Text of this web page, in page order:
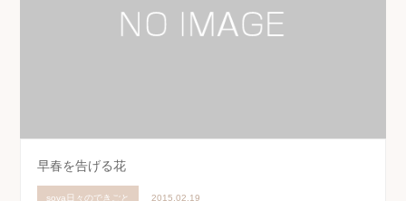
早春を告げる花
sova日々のできごと 2015.02.19